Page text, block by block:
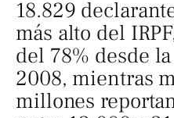
18.829
más alto del
del 78% desde
2008, mientras
millones